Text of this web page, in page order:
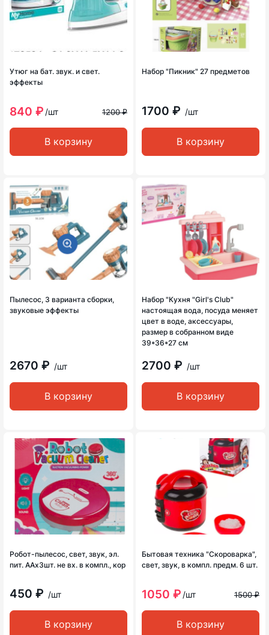
Утюг на бат. звук. и свет.
эффекты
840 ₽ /шт 1200 ₽
В корзину
Набор "Пикник" 27 предметов
1700 ₽ /шт
В корзину
Пылесос, 3 варианта сборки,
звуковые эффекты
2670 ₽ /шт
В корзину
Набор "Кухня "Girl's Club"
настоящая вода, посуда меняет
цвет в воде, аксессуары,
размер в собранном виде
39*36*27 см
2700 ₽ /шт
В корзину
Робот-пылесос, свет, звук, эл.
пит. ААх3шт. не вх. в компл., кор
450 ₽ /шт
В корзину
Бытовая техника "Скороварка",
свет, звук, в компл. предм. 6 шт.
1050 ₽ /шт 1500 ₽
В корзину